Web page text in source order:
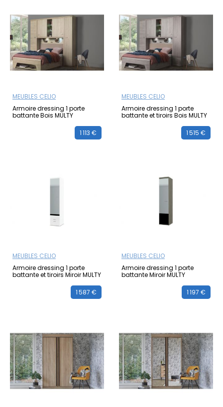
MEUBLES CELIO
Armoire dressing 1 porte
battante Bois MULTY
1 113 €
MEUBLES CELIO
Armoire dressing 1 porte
battante et tiroirs Bois MULTY
1 515 €
MEUBLES CELIO
Armoire dressing 1 porte
battante et tiroirs Miroir MULTY
1 587 €
MEUBLES CELIO
Armoire dressing 1 porte
battante Miroir MULTY
1 197 €